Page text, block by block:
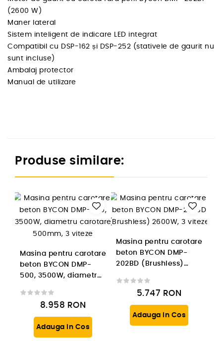
(2600 W)
Maner lateral
Sistem inteligent de indicare LED integrat
Compatibil cu DSP-162 și DSP-252 (stativele de gaurit nu
sunt incluse)
Ambalaj protector
Manual de utilizare
Produse similare:
Masina pentru carotare
beton BYCON DMP-
500, 3500W, diametru
8.958 RON
Adauga In Cos
Masina pentru carotare
beton BYCON DMP-
202BD (Brushless)
5.747 RON
Adauga In Cos